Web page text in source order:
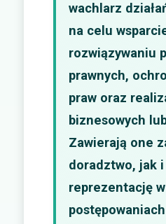
wachlarz
na celu
rozwiązywaniu
prawnych,
praw oraz
biznesowych
Zawierają one
doradztwo, jak i
reprezentację w